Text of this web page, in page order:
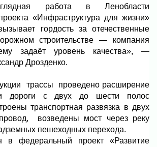
работа в Ленобласти
«Инфраструктура для жизни»
гордость за отечественные
строительстве — компания
задаёт уровень качества», —
Дрозденко.
трассы проведено расширение
дороги с двух до шести полос
транспортная развязка в двух
возведены мост через реку
пешеходных перехода.
в федеральный проект «Развитие